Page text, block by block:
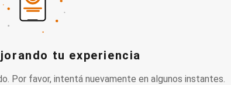
tu experiencia
Por favor, intentá nuevamente en algunos instantes.